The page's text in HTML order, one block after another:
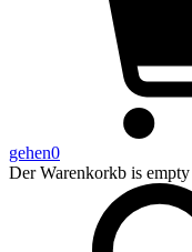
gehen0
Der Warenkorkb is empty